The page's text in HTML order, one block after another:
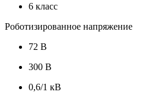
6 класс
Роботизированное напряжение
72 В
300 В
0,6/1 кВ